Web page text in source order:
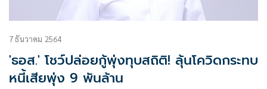
7 ธันวาคม 2564
'ธอส.' โชว์ปล่อยกู้พุ่งทุบสถิติ! ลุ้นโควิดกระทบ
หนี้เสียพุ่ง 9 พันล้าน